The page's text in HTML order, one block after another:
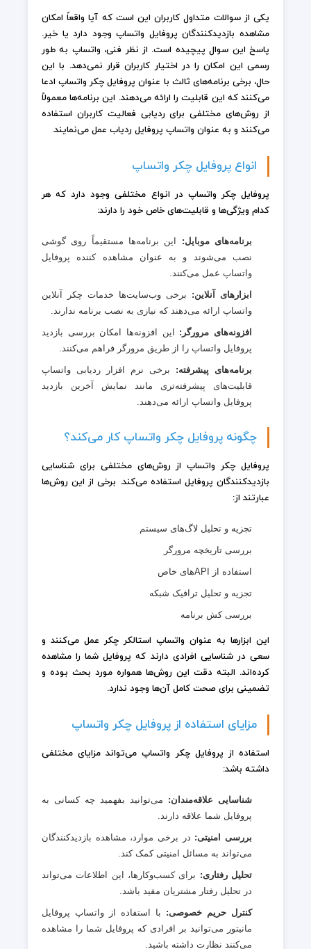
یکی از سوالات متداول کاربران این است که آیا واقعاً امکان
مشاهده بازدیدکنندگان پروفایل واتساپ وجود دارد یا خیر.
پاسخ این سوال پیچیده است. از نظر فنی، واتساپ به طور
رسمی این امکان را در اختیار کاربران قرار نمی‌دهد. با این
حال، برخی برنامه‌های ثالث با عنوان پروفایل چکر واتساپ ادعا
می‌کنند که این قابلیت را ارائه می‌دهند. این برنامه‌ها معمولاً
از روش‌های مختلفی برای ردیابی فعالیت کاربران استفاده
می‌کنند و به عنوان واتساپ پروفایل ردیاب عمل می‌نمایند.
انواع پروفایل چکر واتساپ
پروفایل چکر واتساپ در انواع مختلفی وجود دارد که هر
کدام ویژگی‌ها و قابلیت‌های خاص خود را دارند:
برنامه‌های موبایل: این برنامه‌ها مستقیماً روی گوشی
نصب می‌شوند و به عنوان مشاهده کننده پروفایل
واتساپ عمل می‌کنند.
ابزارهای آنلاین: برخی وب‌سایت‌ها خدمات چکر آنلاین
واتساپ ارائه می‌دهند که نیازی به نصب برنامه ندارند.
افزونه‌های مرورگر: این افزونه‌ها امکان بررسی بازدید
پروفایل واتساپ را از طریق مرورگر فراهم می‌کنند.
برنامه‌های پیشرفته: برخی نرم افزار ردیابی واتساپ
قابلیت‌های پیشرفته‌تری مانند نمایش آخرین بازدید
پروفایل واتساپ ارائه می‌دهند.
چگونه پروفایل چکر واتساپ کار می‌کند؟
پروفایل چکر واتساپ از روش‌های مختلفی برای شناسایی
بازدیدکنندگان پروفایل استفاده می‌کند. برخی از این روش‌ها
عبارتند از:
تجزیه و تحلیل لاگ‌های سیستم
بررسی تاریخچه مرورگر
استفاده از APIهای خاص
تجزیه و تحلیل ترافیک شبکه
بررسی کش برنامه
این ابزارها به عنوان واتساپ استالکر چکر عمل می‌کنند و
سعی در شناسایی افرادی دارند که پروفایل شما را مشاهده
کرده‌اند. البته دقت این روش‌ها همواره مورد بحث بوده و
تضمینی برای صحت کامل آن‌ها وجود ندارد.
مزایای استفاده از پروفایل چکر واتساپ
استفاده از پروفایل چکر واتساپ می‌تواند مزایای مختلفی
داشته باشد:
شناسایی علاقه‌مندان: می‌توانید بفهمید چه کسانی به
پروفایل شما علاقه دارند.
بررسی امنیتی: در برخی موارد، مشاهده بازدیدکنندگان
می‌تواند به مسائل امنیتی کمک کند.
تحلیل رفتاری: برای کسب‌وکارها، این اطلاعات می‌تواند
در تحلیل رفتار مشتریان مفید باشد.
کنترل حریم خصوصی: با استفاده از واتساپ پروفایل
مانیتور می‌توانید بر افرادی که پروفایل شما را مشاهده
می‌کنند نظارت داشته باشید.